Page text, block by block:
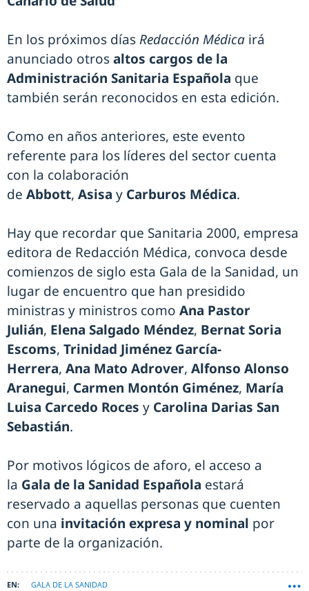
En los próximos díasRedacción Médica irá
anunciado otrosaltos cargos de la
Administración Sanitaria Española que
también serán reconocidos en esta edición.
Como en años anteriores, este evento
referente para los líderes del sector cuenta
con la colaboración
de Abbott, Asisa y Carburos Médica.
Hay que recordar que Sanitaria 2000, empresa
editora de Redacción Médica, convoca desde
comienzos de siglo esta Gala de la Sanidad, un
lugar de encuentro que han presidido
ministras y ministros como Ana Pastor
Julián, Elena Salgado Méndez, Bernat Soria
Escoms, Trinidad Jiménez García-
Herrera, Ana Mato Adrover, Alfonso Alonso
Aranegui, Carmen Montón Giménez, María
Luisa Carcedo Roces y Carolina Darias San
Sebastián.
Por motivos lógicos de aforo, el acceso a
la Gala de la Sanidad Española estará
reservado a aquellas personas que cuenten
con una invitación expresa y nominal por
parte de la organización.
GALA DE LA SANIDAD